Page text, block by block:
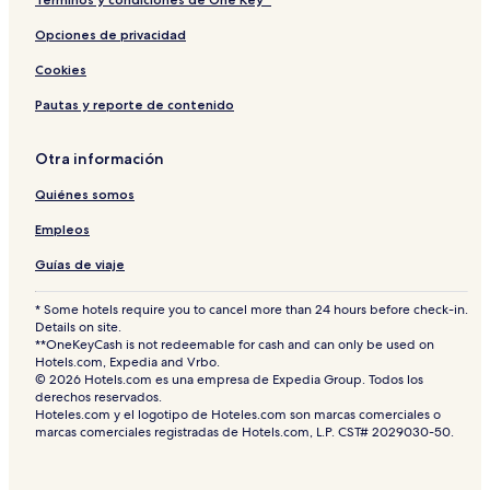
Opciones de privacidad
Cookies
Pautas y reporte de contenido
Otra información
Quiénes somos
Empleos
Guías de viaje
* Some hotels require you to cancel more than 24 hours before check-in.
Details on site.
**OneKeyCash is not redeemable for cash and can only be used on
Hotels.com, Expedia and Vrbo.
© 2026 Hotels.com es una empresa de Expedia Group. Todos los
derechos reservados.
Hoteles.com y el logotipo de Hoteles.com son marcas comerciales o
marcas comerciales registradas de Hotels.com, L.P. CST# 2029030-50.